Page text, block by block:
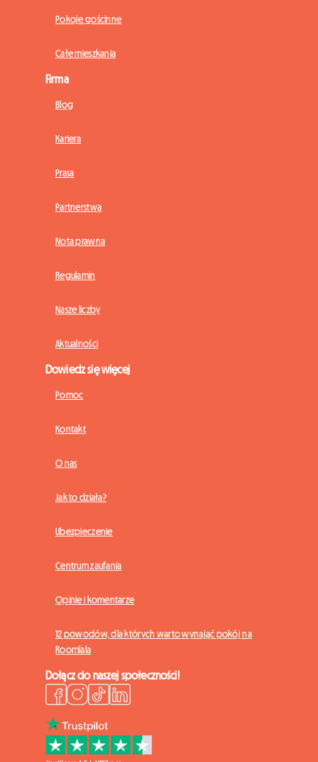
Pokoje gościnne
Całe mieszkania
Firma
Blog
Kariera
Prasa
Partnerstwa
Nota prawna
Regulamin
Nasze liczby
Aktualności
Dowiedz się więcej
Pomoc
Kontakt
O nas
Jak to działa?
Ubezpieczenie
Centrum zaufania
Opinie i komentarze
12 powodów, dla których warto wynająć pokój na
Roomlala
Dołącz do naszej społeczności!